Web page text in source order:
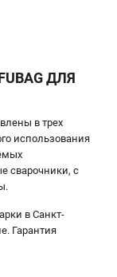
ДЛЯ
в трех
использования
сварочники, с
в Санкт-
Гарантия